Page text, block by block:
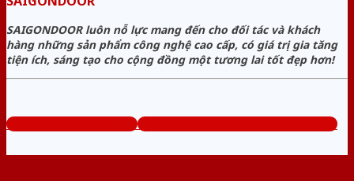
SAIGONDOOR luôn nỗ lực mang đến cho đối tác và khách
hàng những sản phẩm công nghệ cao cấp, có giá trị gia tăng
tiện ích, sáng tạo cho cộng đồng một tương lai tốt đẹp hơn!
www.cuasatcuathep.com Tổng đài tư vấn miễn phí: 0824.400.400